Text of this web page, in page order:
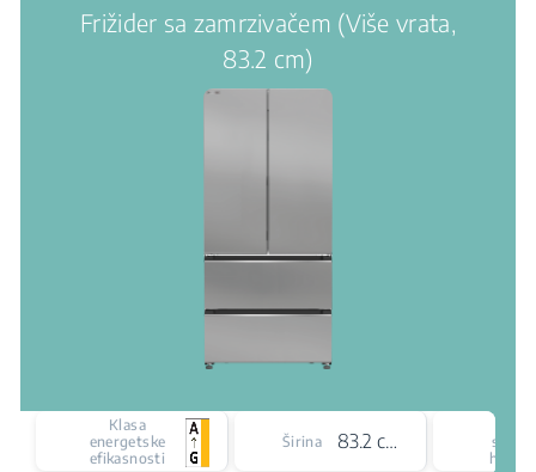
Frižider sa zamrzivačem (Više vrata,
83.2 cm)
Klasa
energetske
efikasnosti
Širina 83.2 cm